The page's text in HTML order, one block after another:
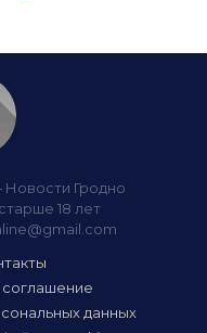
Новости Гродно
18 лет
данных